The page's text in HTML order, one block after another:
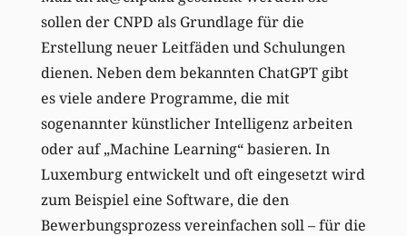
sollen der CNPD als Grundlage für die
Erstellung neuer Leitfäden und Schulungen
dienen. Neben dem bekannten ChatGPT gibt
es viele andere Programme, die mit
sogenannter künstlicher Intelligenz arbeiten
oder auf „Machine Learning“ basieren. In
Luxemburg entwickelt und oft eingesetzt wird
zum Beispiel eine Software, die den
Bewerbungsprozess vereinfachen soll – für die